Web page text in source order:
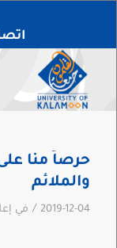
اتصل بنا
حرصاً منا
والملائم
2019-12-04
/ في